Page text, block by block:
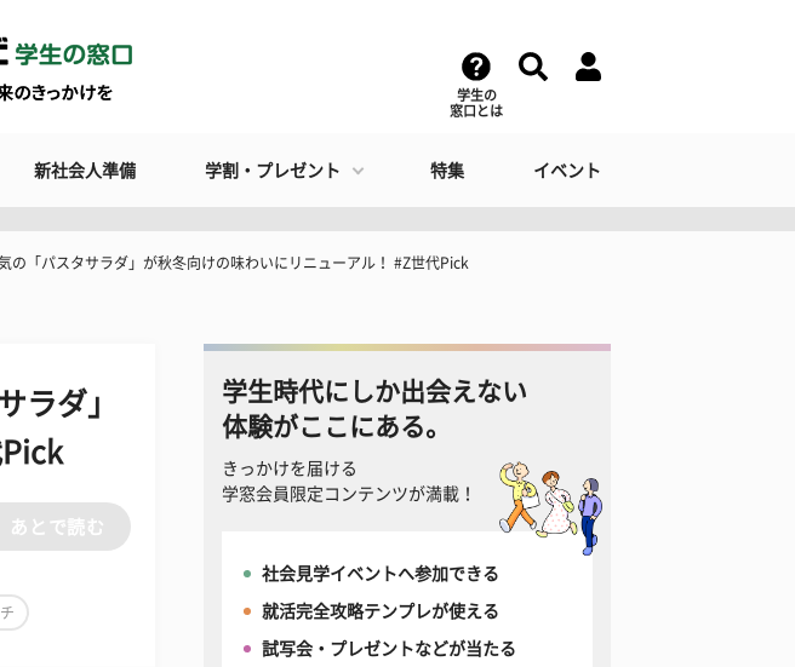
学生の
窓口とは
新社会人準備 学割・プレゼント 特集 イベント
の「パスタサラダ」が秋冬向けの味わいにリニューアル！ #Z世代Pick
ラダ」
あとで読む
学生時代にしか出会えない
体験がここにある。
きっかけを届ける
学窓会員限定コンテンツが満載！
社会見学イベントへ参加できる
就活完全攻略テンプレが使える
試写会・プレゼントなどが当たる